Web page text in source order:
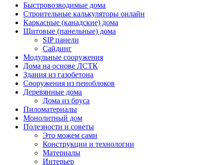
Быстровозводимые дома
Строительные калькуляторы онлайн
Каркасные (канадские) дома
Щитовые (панельные) дома
SIP панели
Сайдинг
Модульные сооружения
Дома на основе ЛСТК
Здания из газобетона
Сооружения из пеноблоков
Деревянные дома
Дома из бруса
Пиломатериалы
Монолитный дом
Полезности и советы
Это можем сами
Конструкции и технологии
Материалы
Интерьер